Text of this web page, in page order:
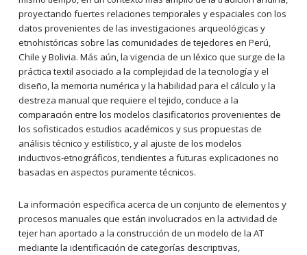
proyectando fuertes relaciones temporales y espaciales con los
datos provenientes de las investigaciones arqueológicas y
etnohistóricas sobre las comunidades de tejedores en Perú,
Chile y Bolivia. Más aún, la vigencia de un léxico que surge de la
práctica textil asociado a la complejidad de la tecnología y el
diseño, la memoria numérica y la habilidad para el cálculo y la
destreza manual que requiere el tejido, conduce a la
comparación entre los modelos clasificatorios provenientes de
los sofisticados estudios académicos y sus propuestas de
análisis técnico y estilístico, y al ajuste de los modelos
inductivos-etnográficos, tendientes a futuras explicaciones no
basadas en aspectos puramente técnicos.
La información específica acerca de un conjunto de elementos y
procesos manuales que están involucrados en la actividad de
tejer han aportado a la construcción de un modelo de la AT
mediante la identificación de categorías descriptivas,